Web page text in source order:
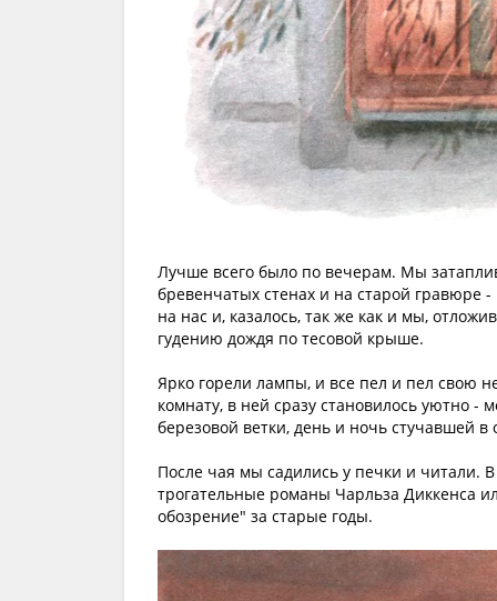
Лучше всего было по вечерам. Мы
бревенчатых стенах и на старой гравюре
на нас и, казалось, так же как и мы,
гудению дождя по тесовой крыше.
Ярко горели лампы, и все пел и пел свою
комнату, в ней сразу становилось уютно -
березовой ветки, день и ночь стучавшей в
После чая мы садились у печки и читали.
трогательные романы Чарльза Диккенса
обозрение" за старые годы.